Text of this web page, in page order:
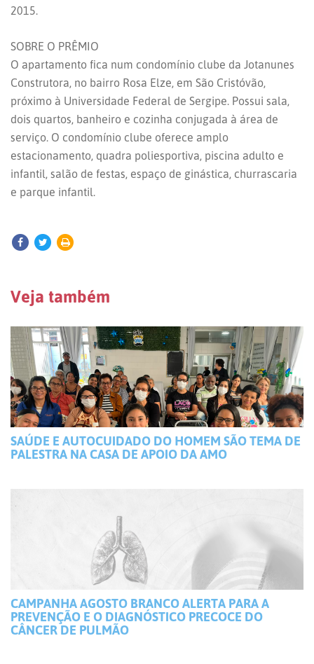
2015.
SOBRE O PRÊMIO
O apartamento fica num condomínio clube da Jotanunes
Construtora, no bairro Rosa Elze, em São Cristóvão,
próximo à Universidade Federal de Sergipe. Possui sala,
dois quartos, banheiro e cozinha conjugada à área de
serviço. O condomínio clube oferece amplo
estacionamento, quadra poliesportiva, piscina adulto e
infantil, salão de festas, espaço de ginástica, churrascaria
e parque infantil.
Veja também
SAÚDE E AUTOCUIDADO DO HOMEM SÃO TEMA DE
PALESTRA NA CASA DE APOIO DA AMO
CAMPANHA AGOSTO BRANCO ALERTA PARA A
PREVENÇÃO E O DIAGNÓSTICO PRECOCE DO
CÂNCER DE PULMÃO